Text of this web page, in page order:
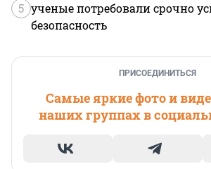
5 ученые потребовали срочно
безопасность
ПРИСОЕДИНИТЬСЯ
Самые яркие фото и
наших группах в